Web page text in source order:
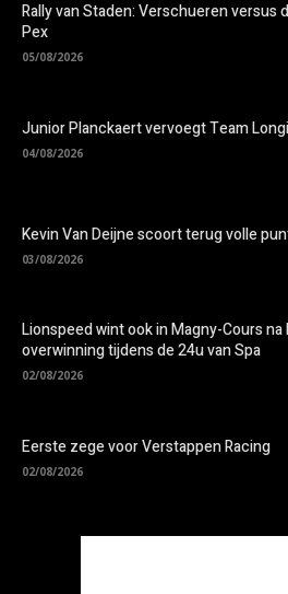
Rally van Staden: Verschueren versus
Pex
05/08/2026
Junior Planckaert vervoegt Team
04/08/2026
Kevin Van Deijne scoort terug volle
03/08/2026
Lionspeed wint ook in Magny-Cours na
overwinning tijdens de 24u van Spa
02/08/2026
Eerste zege voor Verstappen Racing
02/08/2026